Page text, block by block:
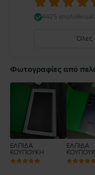
4425
Όλες
Φωτογραφίες από
ΕΛΠΙΔΑ
ΚΟΥΠΟΥΚΗ
ΕΛΠΙΔΑ